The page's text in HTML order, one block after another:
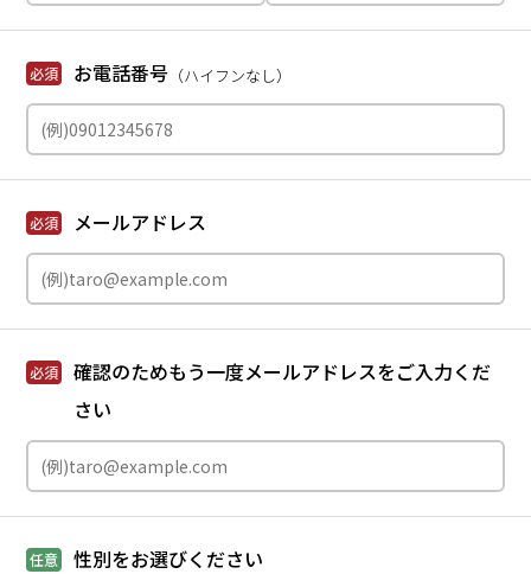
お電話番号
必須 （ハイフンなし）
メールアドレス
必須
確認のためもう一度メールアドレスをご入力くだ
さい
必須
任意 性別をお選びください